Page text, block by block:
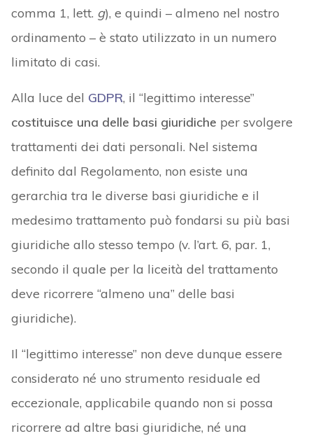
comma 1, lett. g), e quindi – almeno nel nostro
ordinamento – è stato utilizzato in un numero
limitato di casi.
Alla luce del GDPR, il “legittimo interesse”
costituisce una delle basi giuridiche per svolgere
trattamenti dei dati personali. Nel sistema
definito dal Regolamento, non esiste una
gerarchia tra le diverse basi giuridiche e il
medesimo trattamento può fondarsi su più basi
giuridiche allo stesso tempo (v. l’art. 6, par. 1,
secondo il quale per la liceità del trattamento
deve ricorrere “almeno una” delle basi
giuridiche).
Il “legittimo interesse” non deve dunque essere
considerato né uno strumento residuale ed
eccezionale, applicabile quando non si possa
ricorrere ad altre basi giuridiche, né una